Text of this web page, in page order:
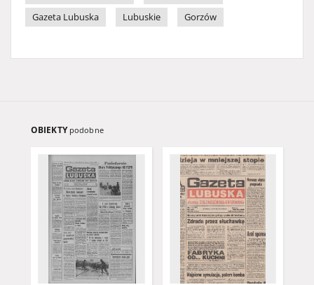
Gazeta Lubuska
Lubuskie Gorzów
OBIEKTY podobne